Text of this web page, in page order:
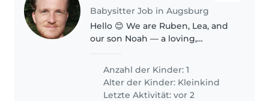
Babysitter Job in Augsburg
Hello 😊 We are Ruben, Lea, and
our son Noah — a loving,
family living in Augsburg. Noah is
a happy, curious, and active little
boy who loves playing, being..
Anzahl der Kinder: 1
Alter der Kinder: Kleinkind
Letzte Aktivität: vor 2